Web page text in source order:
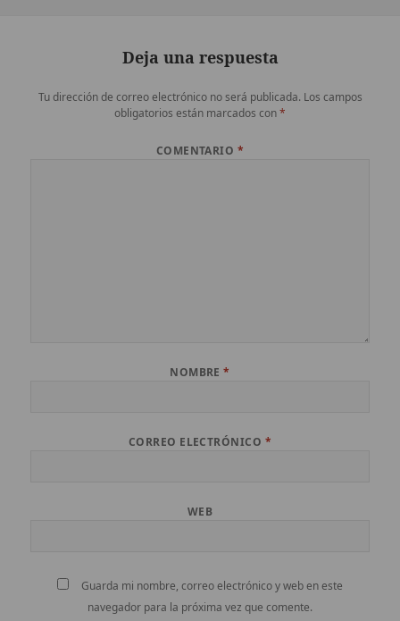
Deja una respuesta
Tu dirección de correo electrónico no será publicada. Los campos
obligatorios están marcados con*
COMENTARIO *
NOMBRE*
CORREO ELECTRÓNICO *
WEB
Guarda mi nombre, correo electrónico y web en este
navegador para la próxima vez que comente.